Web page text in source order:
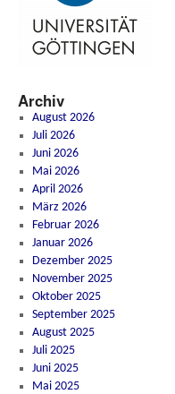
Archiv
August 2026
Juli 2026
Juni 2026
Mai 2026
April 2026
März 2026
Februar 2026
Januar 2026
Dezember 2025
November 2025
Oktober 2025
September 2025
August 2025
Juli 2025
Juni 2025
Mai 2025